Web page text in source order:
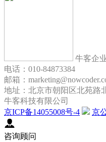
牛客企
电话：010-84873384
邮箱：
地址：北京市朝阳区北苑路
牛客科技有限公司
京ICP备14055008号-4
京
咨询顾问